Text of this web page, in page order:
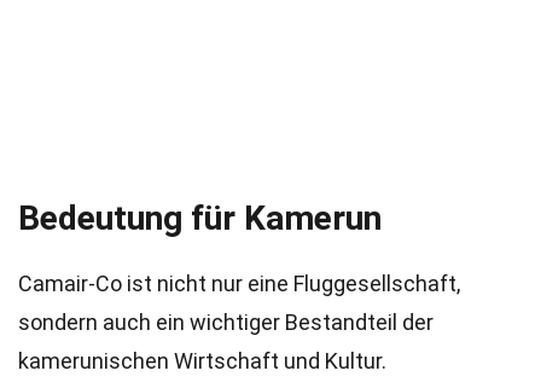
Bedeutung für Kamerun
Camair-Co ist nicht nur eine Fluggesellschaft,
sondern auch ein wichtiger Bestandteil der
kamerunischen Wirtschaft und Kultur.